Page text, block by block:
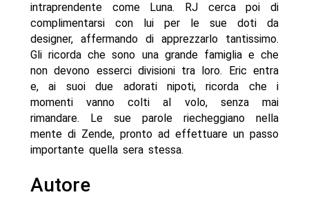
intraprendente come Luna. RJ cerca poi di
complimentarsi con lui per le sue doti da
designer, affermando di apprezzarlo tantissimo.
Gli ricorda che sono una grande famiglia e che
non devono esserci divisioni tra loro. Eric entra
e, ai suoi due adorati nipoti, ricorda che i
momenti vanno colti al volo, senza mai
rimandare. Le sue parole riecheggiano nella
mente di Zende, pronto ad effettuare un passo
importante quella sera stessa.
Autore